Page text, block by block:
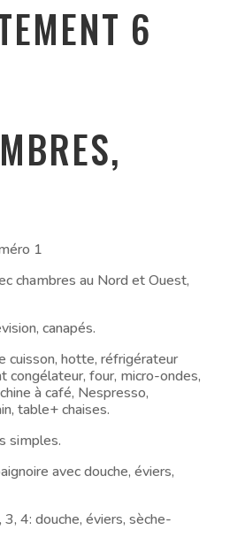
6
1
chambres au Nord et Ouest,
canapés.
cuisson, hotte, réfrigérateur
congélateur, four, micro-ondes,
à café, Nespresso,
table+ chaises.
simples.
avec douche, éviers,
4: douche, éviers, sèche-